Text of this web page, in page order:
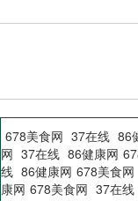
678美食网 37在线 86
网 37在线 86健康网
线 86健康网 678美食网
康网 678美食网 37在线